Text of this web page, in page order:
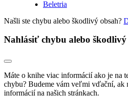
Beletria
Našli ste chybu alebo škodlivý obsah?
Nahlásiť chybu alebo škodlivý
Máte o knihe viac informácií ako je na
chybu? Budeme vám veľmi vďační, ak
informácií na našich stránkach.